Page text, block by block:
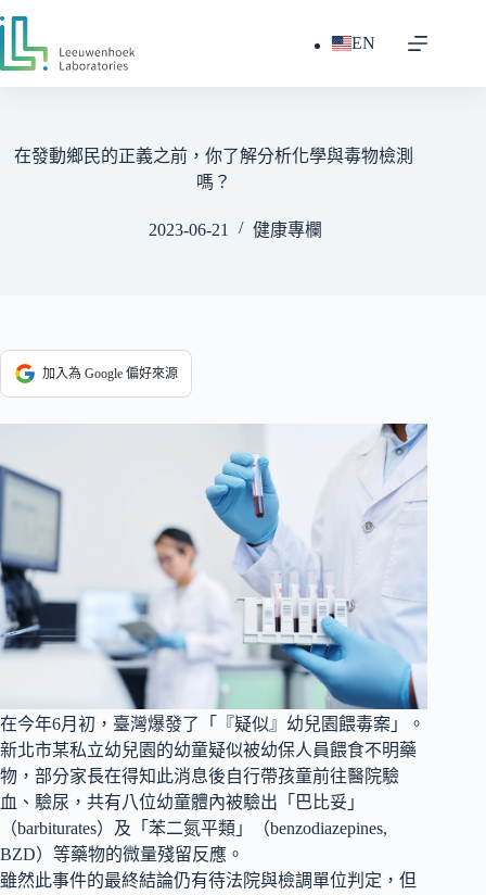
跳
主
EN
在發動鄉民的正義之前，你了解分析化學與毒物檢測
嗎？
2023-06-21 健康專欄
加入為 Google 偏好來源
在今年6月初，臺灣爆發了「『疑似』幼兒園餵毒案」。
新北市某私立幼兒園的幼童疑似被幼保人員餵食不明藥
物，部分家長在得知此消息後自行帶孩童前往醫院驗
血、驗尿，共有八位幼童體內被驗出「巴比妥」
（barbiturates）及「苯二氮平類」（benzodiazepines,
BZD）等藥物的微量殘留反應。
雖然此事件的最終結論仍有待法院與檢調單位判定，但